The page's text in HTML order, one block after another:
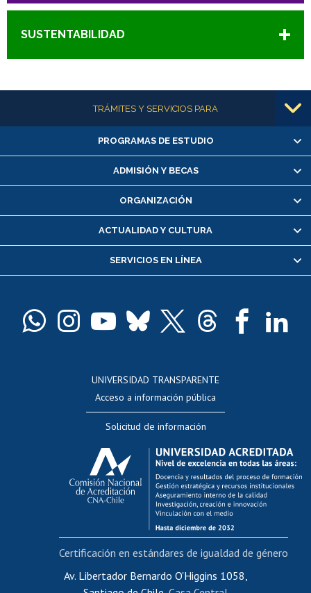
SUSTENTABILIDAD
Más informaciónTRÁMITES Y SERVICIOS PARA
Alumnas/os y exalumnas/os
Matrícula en línea
Inscripción y cambio de asignaturas
Consulta y certificado de notas
Servicio médico y dental
Pago de arancel y crédito alumnos
Docentes
Evaluación docente
Calificación académica
Postulación al AUCAI
Funcionarias/os
Cursos internos de capacitación
Bienestar del personal
Portal de movilidad interna
Certificado de renta
PROGRAMAS DE ESTUDIO
ADMISIÓN Y BECAS
ORGANIZACIÓN
ACTUALIDAD Y CULTURA
SERVICIOS EN LÍNEA
UNIVERSIDAD TRANSPARENTE
Acceso a información pública
Solicitud de información
Av. Libertador Bernardo O'Higgins 1058,
Certificación en estándares de igualdad de género